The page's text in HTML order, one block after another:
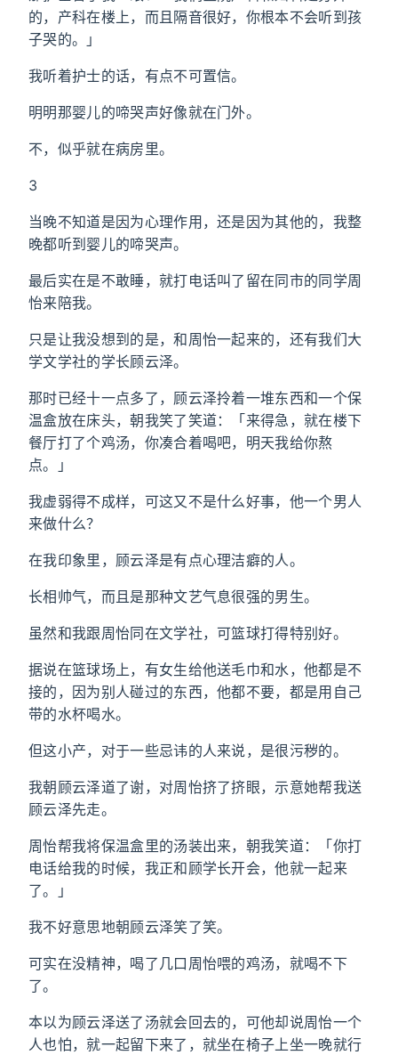
的，产科在楼上，而且隔音很好，你根本不会听到孩
子哭的。」
我听着护士的话，有点不可置信。
明明那婴儿的啼哭声好像就在门外。
不，似乎就在病房里。
3
当晚不知道是因为心理作用，还是因为其他的，我整
晚都听到婴儿的啼哭声。
最后实在是不敢睡，就打电话叫了留在同市的同学周
怡来陪我。
只是让我没想到的是，和周怡一起来的，还有我们大
学文学社的学长顾云泽。
那时已经十一点多了，顾云泽拎着一堆东西和一个保
温盒放在床头，朝我笑了笑道：「来得急，就在楼下
餐厅打了个鸡汤，你凑合着喝吧，明天我给你熬
点。」
我虚弱得不成样，可这又不是什么好事，他一个男人
来做什么？
在我印象里，顾云泽是有点心理洁癖的人。
长相帅气，而且是那种文艺气息很强的男生。
虽然和我跟周怡同在文学社，可篮球打得特别好。
据说在篮球场上，有女生给他送毛巾和水，他都是不
接的，因为别人碰过的东西，他都不要，都是用自己
带的水杯喝水。
但这小产，对于一些忌讳的人来说，是很污秽的。
我朝顾云泽道了谢，对周怡挤了挤眼，示意她帮我送
顾云泽先走。
周怡帮我将保温盒里的汤装出来，朝我笑道：「你打
电话给我的时候，我正和顾学长开会，他就一起来
了。」
我不好意思地朝顾云泽笑了笑。
可实在没精神，喝了几口周怡喂的鸡汤，就喝不下
了。
本以为顾云泽送了汤就会回去的，可他却说周怡一个
人也怕，就一起留下来了，就坐在椅子上坐一晚就行